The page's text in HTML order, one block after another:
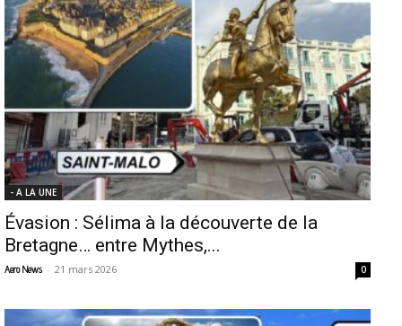
- A LA UNE
Évasion : Sélima à la découverte de la
Bretagne… entre Mythes,...
Aero News - 21 mars 2026 0